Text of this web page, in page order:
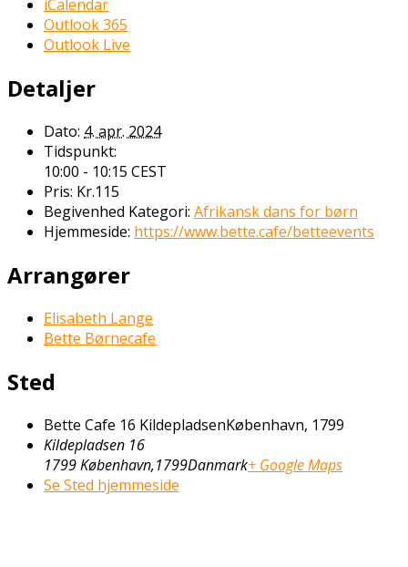
iCalendar
Outlook 365
Outlook Live
Detaljer
Dato: 4. apr. 2024
Tidspunkt:
10:00 - 10:15 CEST
Pris: Kr.115
Begivenhed Kategori: Afrikansk dans for børn
Hjemmeside: https://www.bette.cafe/betteevents
Arrangører
Elisabeth Lange
Bette Børnecafe
Sted
Bette Cafe 16 KildepladsenKøbenhavn, 1799
Kildepladsen 16
1799 København,1799Danmark+ Google Maps
Se Sted hjemmeside